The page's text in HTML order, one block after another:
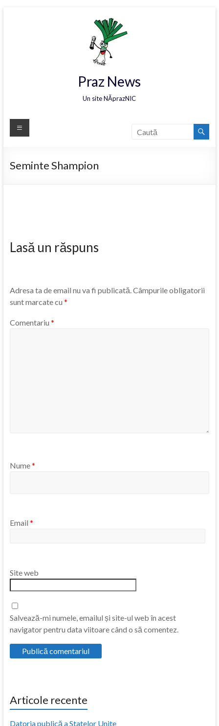
Praz News
Un site NĂprazNIC
Seminte Shampion
Lasă un răspuns
Adresa ta de email nu va fi publicată.Câmpurile obligatorii
sunt marcate cu *
Comentariu *
Nume*
Email *
Site web
Salvează-mi numele, emailul și site-ul web în acest
navigator pentru data viitoare când o să comentez.
Articole recente
Datoria publică a Statelor Unite